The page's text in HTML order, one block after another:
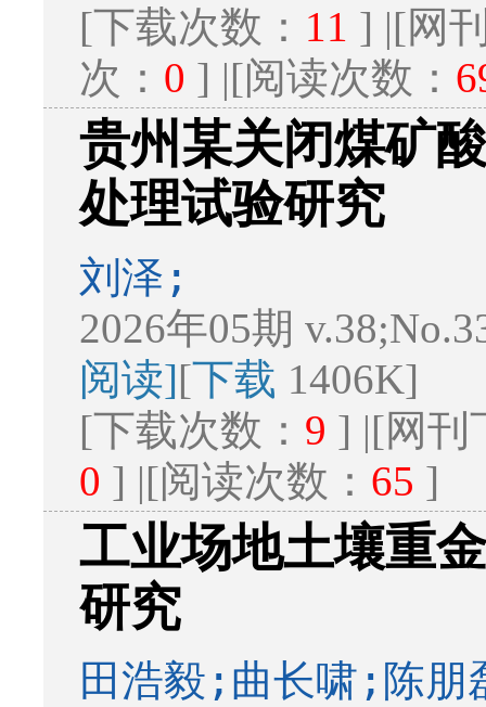
[下载次数： 11 ] |[网
次： 0 ] |[阅读次数：
贵州某关闭煤矿
处理试验研究
刘泽;
2026年05期
阅读][下载 1406K]
[下载次数： 9 ] |[网刊
0 ] |[阅读次数： 65 ]
工业场地土壤重
研究
田浩毅;曲长啸;陈